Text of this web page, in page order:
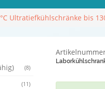
Ultratiefkühlschränke bis
(8)
(11)